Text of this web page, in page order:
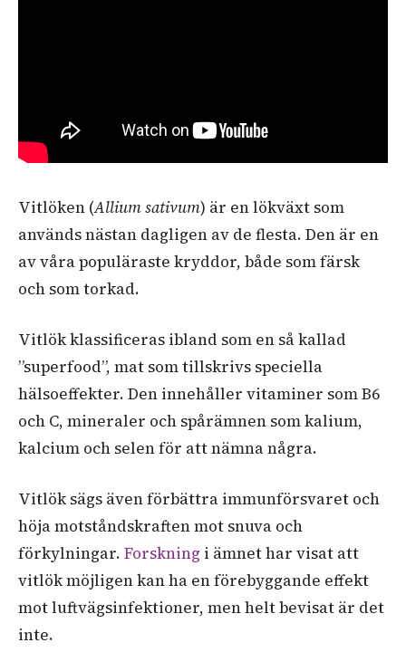
Vitlöken (Allium sativum) är en lökväxt som
används nästan dagligen av de flesta. Den är en
av våra populäraste kryddor, både som färsk
och som torkad.
Vitlök klassificeras ibland som en så kallad
”superfood”, mat som tillskrivs speciella
hälsoeffekter. Den innehåller vitaminer som B6
och C, mineraler och spårämnen som kalium,
kalcium och selen för att nämna några.
Vitlök sägs även förbättra immunförsvaret och
höja motståndskraften mot snuva och
förkylningar. Forskning i ämnet har visat att
vitlök möjligen kan ha en förebyggande effekt
mot luftvägsinfektioner, men helt bevisat är det
inte.